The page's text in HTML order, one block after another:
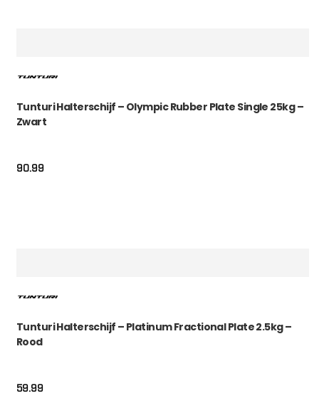
Tunturi Halterschijf – Olympic Rubber Plate Single 25kg –
Zwart
90.99
Tunturi Halterschijf – Platinum Fractional Plate 2.5kg –
Rood
59.99